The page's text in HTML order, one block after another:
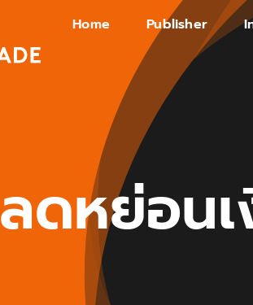
Home Publisher
ลดหย่อน